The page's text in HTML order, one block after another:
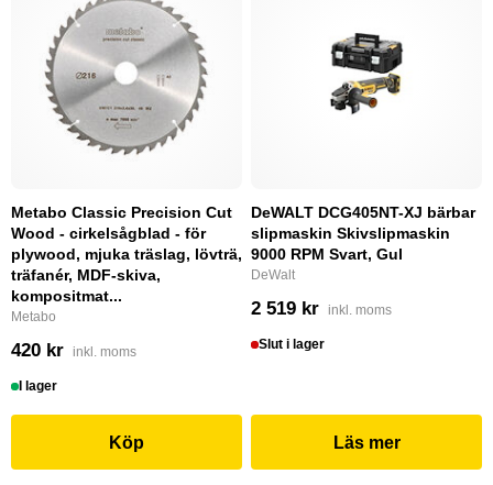
Metabo Classic Precision Cut
Wood - cirkelsågblad - för
plywood, mjuka träslag, lövträ,
träfanér, MDF-skiva,
kompositmat...
Metabo
420 kr inkl. moms
I lager
Köp
DeWALT DCG405NT-XJ bärbar
slipmaskin Skivslipmaskin
9000 RPM Svart, Gul
DeWalt
2 519 kr inkl. moms
Slut i lager
Läs mer